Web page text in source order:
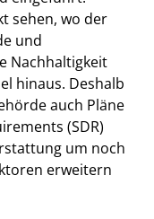
sehen, wo der
und
Nachhaltigkeit
hinaus. Deshalb
auch Pläne
(SDR)
um noch
erweitern